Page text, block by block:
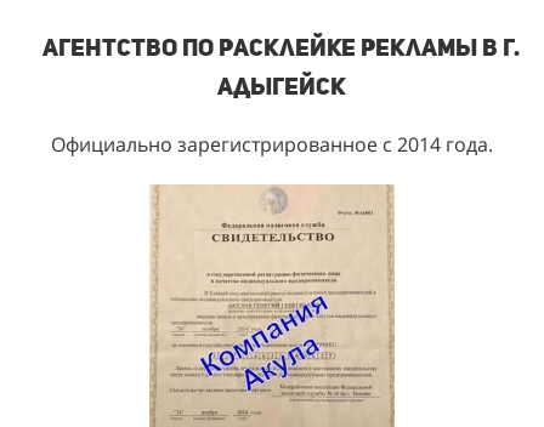
Агентство по расклейке рекламы в г.
Адыгейск
Официально зарегистрированное с 2014 года.